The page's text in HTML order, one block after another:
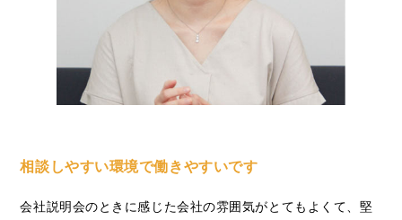
相談しやすい環境で働きやすいです
会社説明会のときに感じた会社の雰囲気がとてもよくて、堅